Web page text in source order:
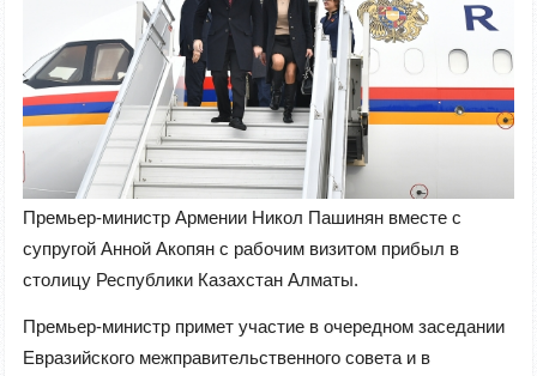
Премьер-министр Армении Никол Пашинян вместе с
супругой Анной Акопян с рабочим визитом прибыл в
столицу Республики Казахстан Алматы.
Премьер-министр примет участие в очередном заседании
Евразийского межправительственного совета и в